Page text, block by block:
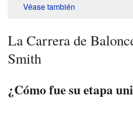
Véase también
La Carrera de
Smith
¿Cómo fue su etapa